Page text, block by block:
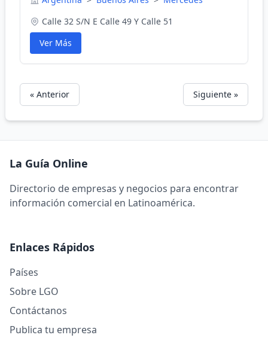
Calle 32 S/N E Calle 49 Y Calle 51
Ver Más
« Anterior Siguiente »
La Guía Online
Directorio de empresas y negocios para encontrar
información comercial en Latinoamérica.
Enlaces Rápidos
Países
Sobre LGO
Contáctanos
Publica tu empresa